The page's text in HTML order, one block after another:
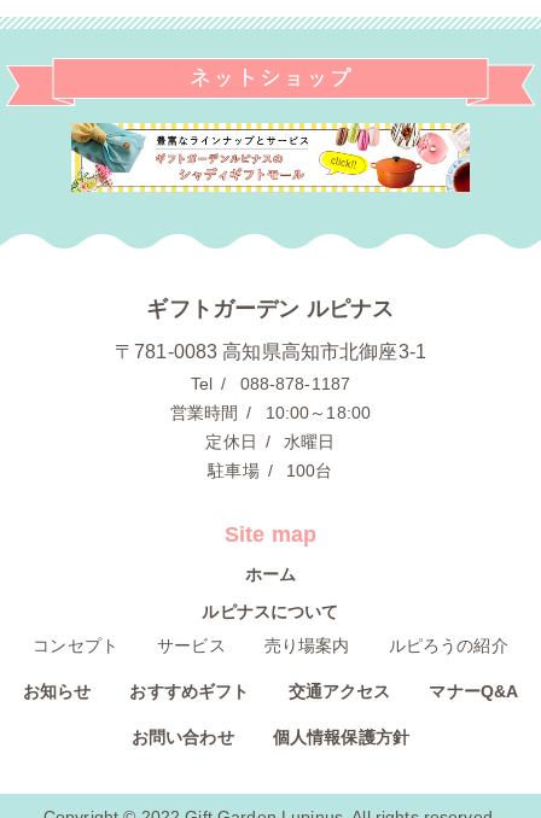
ギフトガーデン ルピナス
〒781-0083 高知県高知市北御座3-1
Tel
088-878-1187
営業時間
10:00～18:00
定休日
水曜日
駐車場
100台
Site map
ホーム
ルピナスについて
コンセプト
サービス 売り場案内 ルピろうの紹介
お知らせ おすすめギフト 交通アクセス マナーQ&A
お問い合わせ 個人情報保護方針